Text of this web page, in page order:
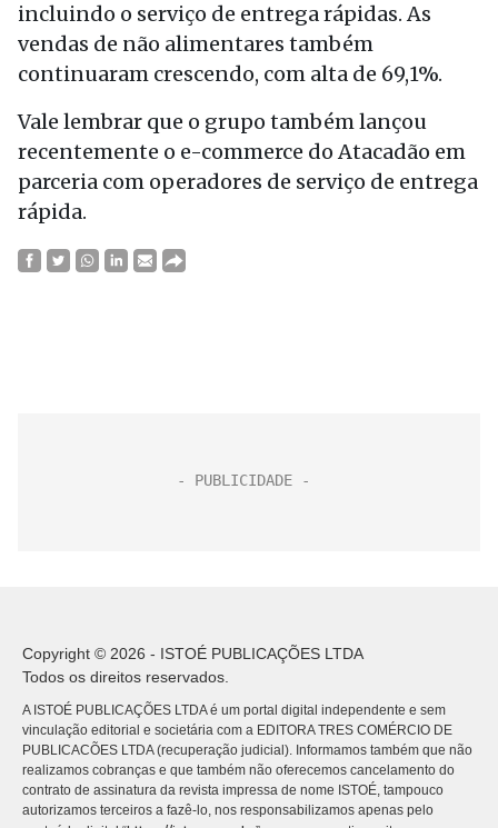
incluindo o serviço de entrega rápidas. As
vendas de não alimentares também
continuaram crescendo, com alta de 69,1%.
Vale lembrar que o grupo também lançou
recentemente o e-commerce do Atacadão em
parceria com operadores de serviço de entrega
rápida.
Copyright © 2026 - ISTOÉ PUBLICAÇÕES LTDA
Todos os direitos reservados.
A ISTOÉ PUBLICAÇÕES LTDA é um portal digital independente e sem
vinculação editorial e societária com a EDITORA TRES COMÉRCIO DE
PUBLICACÕES LTDA (recuperação judicial). Informamos também que não
realizamos cobranças e que também não oferecemos cancelamento do
contrato de assinatura da revista impressa de nome ISTOÉ, tampouco
autorizamos terceiros a fazê-lo, nos responsabilizamos apenas pelo